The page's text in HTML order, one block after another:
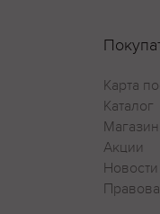
Карта
Каталог
Акции
Новости